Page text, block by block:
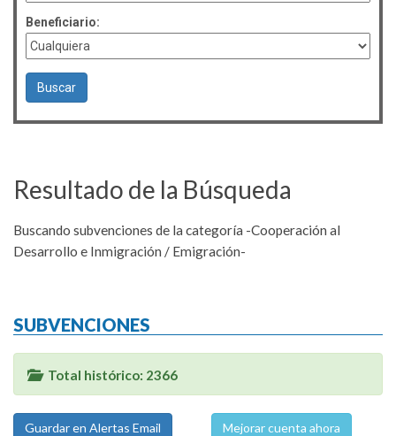
Beneficiario:
Resultado de la Búsqueda
Buscando subvenciones de la categoría -Cooperación al
Desarrollo e Inmigración / Emigración-
SUBVENCIONES
Total histórico: 2366
Mejorar cuenta ahora